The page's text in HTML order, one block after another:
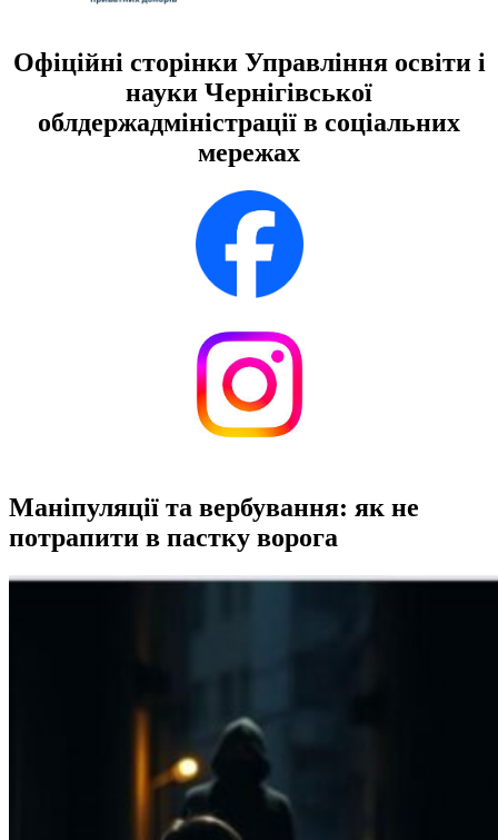
Офіційні сторінки Управління освіти і
науки Чернігівської
облдержадміністрації в соціальних
мережах
Маніпуляції та вербування: як не
потрапити в пастку ворога